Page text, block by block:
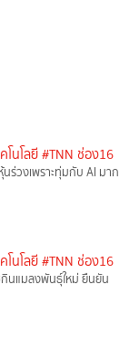
โนโลยี #TNN ช่อง16
นร่วงเพราะทุ่มกับ AI มาก
โนโลยี #TNN ช่อง16
นแมลงพันธุ์ใหม่ ยืนยัน